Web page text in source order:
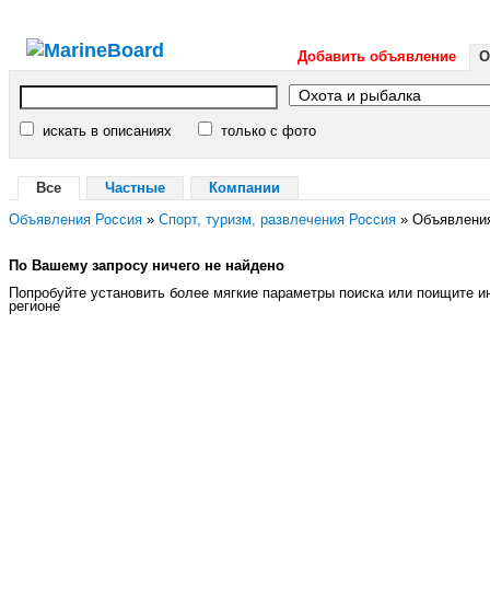
Добавить объявление
искать в описаниях только с фото
Все Частные
Компании
Объявления Россия » Спорт, туризм, развлечения Россия »
По Вашему запросу ничего не найдено
Попробуйте установить более мягкие параметры поиска или поищите
регионе